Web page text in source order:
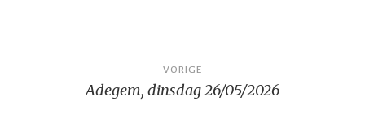
navigatie
VORIGE
Adegem, dinsdag 26/05/2026